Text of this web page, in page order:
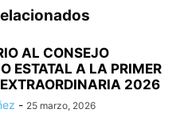
AL CONSEJO
ESTATAL A LA PRIMER
2026
- 25 marzo, 2026